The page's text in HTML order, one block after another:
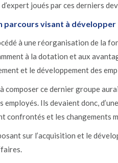
joués par ces derniers
parcours visant à
à une réorganisation de la
à la dotation et aux
et le développement des
composer ce dernier groupe
employés. Ils devaient donc,
confrontés et les changements
sur l’acquisition et le